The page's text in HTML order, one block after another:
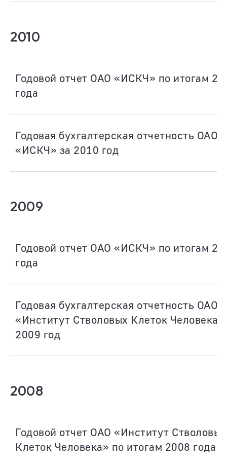
2010
Годовой отчет ОАО «ИСКЧ» по итогам
года
Годовая бухгалтерская отчетность ОАО
«ИСКЧ» за 2010 год
2009
Годовой отчет ОАО «ИСКЧ» по итогам
года
Годовая бухгалтерская отчетность ОАО
«Институт Стволовых Клеток Человека»
2009 год
2008
Годовой отчет ОАО «Институт Стволовых
Клеток Человека» по итогам 2008 года